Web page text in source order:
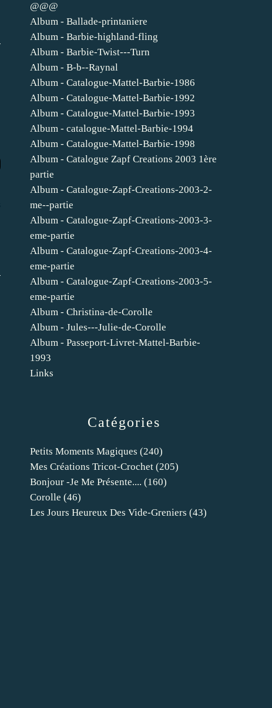
Catégories
Petits Moments Magiques (240)
Mes Créations Tricot-Crochet (205)
Bonjour -je Me Présente.... (160)
Corolle (46)
Les Jours Heureux Des Vide-Greniers (43)
@@@
Album - Ballade-printaniere
Album - Barbie-highland-fling
Album - Barbie-Twist---Turn
Album - B-b--Raynal
Album - Catalogue-Mattel-Barbie-1986
Album - Catalogue-Mattel-Barbie-1992
Album - Catalogue-Mattel-Barbie-1993
Album - catalogue-Mattel-Barbie-1994
Album - Catalogue-Mattel-Barbie-1998
Album - Catalogue Zapf Creations 2003 1ère
partie
Album - Catalogue-Zapf-Creations-2003-2-
me--partie
Album - Catalogue-Zapf-Creations-2003-3-
eme-partie
Album - Catalogue-Zapf-Creations-2003-4-
eme-partie
Album - Catalogue-Zapf-Creations-2003-5-
eme-partie
Album - Christina-de-Corolle
Album - Jules---Julie-de-Corolle
Album - Passeport-Livret-Mattel-Barbie-
1993
Links